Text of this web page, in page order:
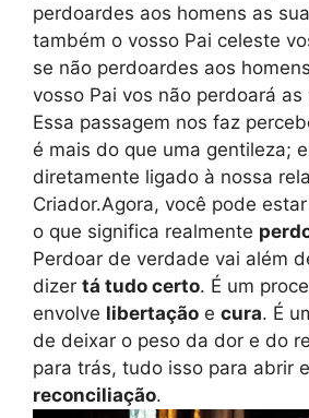
perdoardes aos homens as
também o vosso Pai celeste
se não perdoardes aos
vosso Pai vos não perdoará as
Essa passagem nos faz
é mais do que uma gentileza;
diretamente ligado à nossa
Criador.Agora, você pode
o que significa realmente
Perdoar de verdade vai além
dizer tá tudo certo. É um
envolve libertação e cura. É
de deixar o peso da dor e do
para trás, tudo isso para abrir
reconciliação.